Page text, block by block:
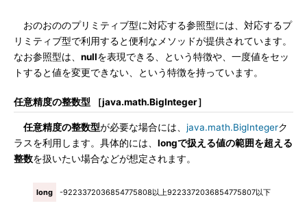
おのおののプリミティブ型に対応する参照型には、対応するプ
リミティブ型で利用すると便利なメソッドが提供されています。
なお参照型は、 nullを表現できる、という特徴や、一度値をセッ
トすると値を変更できない、という特徴を持っています。
任意精度の整数型 ［java.math.BigInteger］
任意精度の整数型が必要な場合には、 java.math.BigIntegerク
ラスを利用します。具体的には、 longで扱える値の範囲を超える
整数を扱いたい場合などが想定されます。
long -9223372036854775808以上9223372036854775807以下